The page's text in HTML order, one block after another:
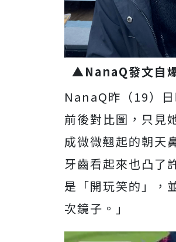
▲NanaQ發文自
NanaQ昨（19）
前後對比圖，只見
成微微翹起的朝天
牙齒看起來也凸了
是「開玩笑的」，
次鏡子。」